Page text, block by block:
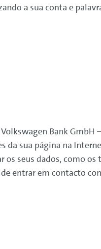
a sua conta e
Volkswagen BankGmbH
da sua página na
seus dados, como
entrar em contacto